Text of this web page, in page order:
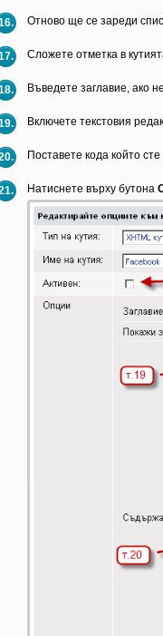
Отново ще се зареди
Сложете отметка в
Въведете заглавие, ако
Включете текстовия
Поставете кода който
Натиснете върху бутона